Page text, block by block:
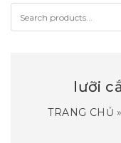
lưỡi
TRANG CHỦ »